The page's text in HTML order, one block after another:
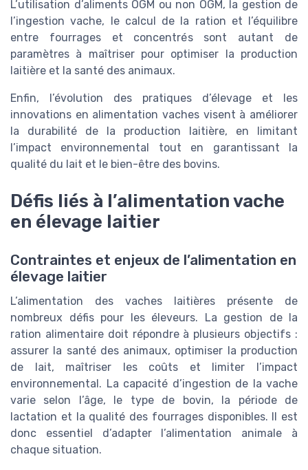
L’utilisation d’aliments OGM ou non OGM, la gestion de
l’ingestion vache, le calcul de la ration et l’équilibre
entre fourrages et concentrés sont autant de
paramètres à maîtriser pour optimiser la production
laitière et la santé des animaux.
Enfin, l’évolution des pratiques d’élevage et les
innovations en alimentation vaches visent à améliorer
la durabilité de la production laitière, en limitant
l’impact environnemental tout en garantissant la
qualité du lait et le bien-être des bovins.
Défis liés à l’alimentation vache
en élevage laitier
Contraintes et enjeux de l’alimentation en
élevage laitier
L’alimentation des vaches laitières présente de
nombreux défis pour les éleveurs. La gestion de la
ration alimentaire doit répondre à plusieurs objectifs :
assurer la santé des animaux, optimiser la production
de lait, maîtriser les coûts et limiter l’impact
environnemental. La capacité d’ingestion de la vache
varie selon l’âge, le type de bovin, la période de
lactation et la qualité des fourrages disponibles. Il est
donc essentiel d’adapter l’alimentation animale à
chaque situation.